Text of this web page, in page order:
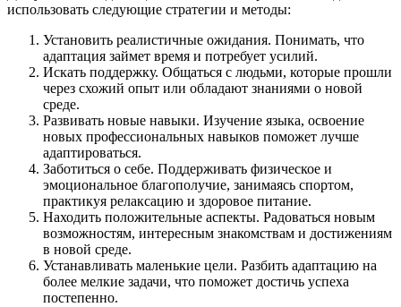
использовать следующие стратегии и методы:
Установить реалистичные ожидания. Понимать, что
адаптация займет время и потребует усилий.
Искать поддержку. Общаться с людьми, которые прошли
через схожий опыт или обладают знаниями о новой
среде.
Развивать новые навыки. Изучение языка, освоение
новых профессиональных навыков поможет лучше
адаптироваться.
Заботиться о себе. Поддерживать физическое и
эмоциональное благополучие, занимаясь спортом,
практикуя релаксацию и здоровое питание.
Находить положительные аспекты. Радоваться новым
возможностям, интересным знакомствам и достижениям
в новой среде.
Устанавливать маленькие цели. Разбить адаптацию на
более мелкие задачи, что поможет достичь успеха
постепенно.